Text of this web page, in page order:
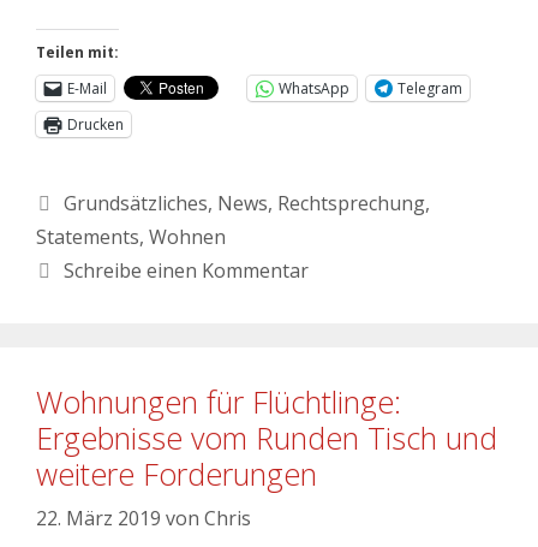
Teilen mit:
E-Mail
WhatsApp
Telegram
Drucken
Grundsätzliches, News, Rechtsprechung,
Statements, Wohnen
Schreibe einen Kommentar
Wohnungen für Flüchtlinge:
Ergebnisse vom Runden Tisch und
weitere Forderungen
22. März 2019 von Chris